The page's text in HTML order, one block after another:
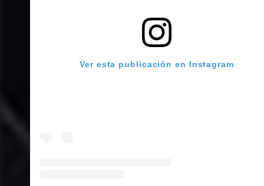
Ver esta publicación en Instagram